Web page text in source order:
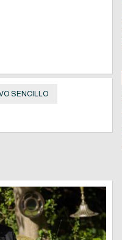
SENCILLO